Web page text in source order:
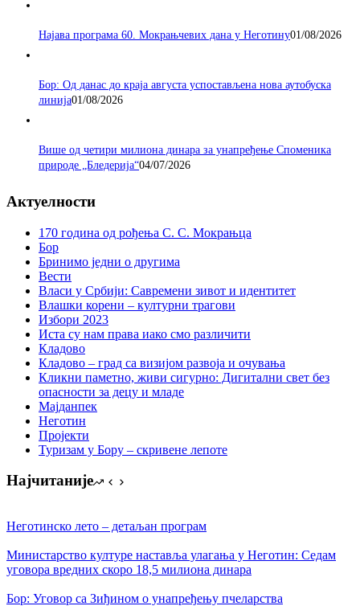
Најава програма 60. Мокрањчевих дана у Неготину01/08/2026
Бор: Од данас до краја августа успостављена нова аутобуска
линија01/08/2026
Више од четири милиона динара за унапређење Споменика
природе „Бледерија“04/07/2026
Актуелности
170 година од рођења С. С. Мокрањца
Бор
Бринимо једни о другима
Вести
Власи у Србији: Савремени зивот и идентитет
Влашки корени – културни трагови
Избори 2023
Иста су нам права иако смо различити
Кладово
Кладово – град са визијом развоја и очувања
Кликни паметно, живи сигурно: Дигитални свет без
опасности за децу и младе
Мајданпек
Неготин
Пројекти
Туризам у Бору – скривене лепоте
Најчитаније
Неготинско лето – детаљан програм
Министарство културе наставља улагања у Неготин: Седам
уговора вредних скоро 18,5 милиона динара
Бор: Уговор са Зиђином о унапређењу пчеларства